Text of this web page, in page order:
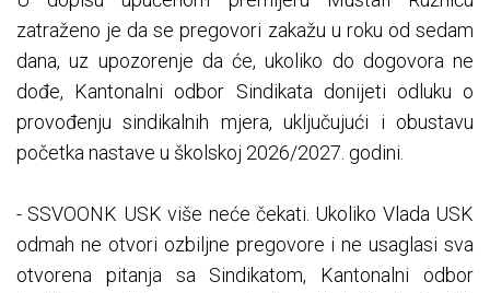
zatraženo je da se pregovori zakažu u roku od sedam
dana, uz upozorenje da će, ukoliko do dogovora ne
dođe, Kantonalni odbor Sindikata donijeti odluku o
provođenju sindikalnih mjera, uključujući i obustavu
početka nastave u školskoj 2026/2027. godini.
- SSVOONK USK više neće čekati. Ukoliko Vlada USK
odmah ne otvori ozbiljne pregovore i ne usaglasi sva
otvorena pitanja sa Sindikatom, Kantonalni odbor